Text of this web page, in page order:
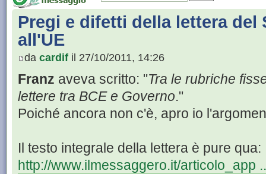
Pregi e difetti della lettera del
all'UE
da cardif il 27/10/2011, 14:26
Franz aveva scritto: "Tra le rubriche
lettere tra BCE e Governo."
Poiché ancora non c'è, apro io
Il testo integrale della lettera è pure qua:
http://www.ilmessaggero.it/articolo_app